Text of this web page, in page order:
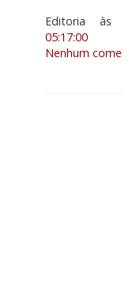
Editoria
às
05:17:00
Nenhum